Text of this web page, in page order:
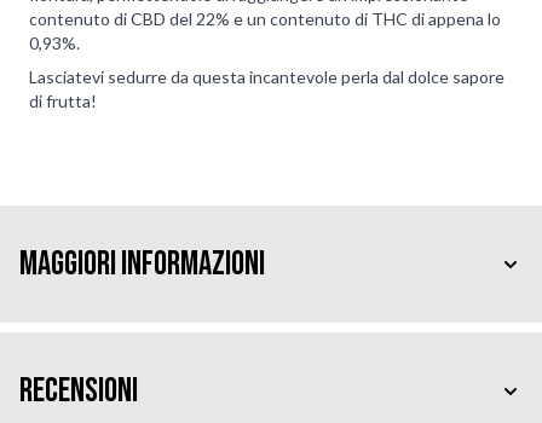
contenuto di CBD del 22% e un contenuto di THC di appena lo
0,93%.
Lasciatevi sedurre da questa incantevole perla dal dolce sapore
di frutta!
Maggiori Informazioni
Recensioni